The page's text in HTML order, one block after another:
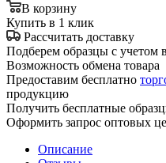
В корзину
Купить в 1 клик
Рассчитать доставку
Подберем образцы с учетом
Возможность обмена товара
Предоставим бесплатно
продукцию
Получить бесплатные
Оформить запрос оптовых
Описание